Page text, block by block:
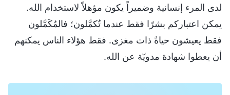
لدى المرء إنسانية وضميراً يكون مؤهلاً لاستخدام الله.
يمكن اعتباركم بشرًا فقط عندما تُكمَّلون؛ فالمُكَمَّلون
فقط يعيشون حياةً ذات مغزى. فقط هؤلاء الناس يمكنهم
أن يعطوا شهادة مدويّة عن الله.